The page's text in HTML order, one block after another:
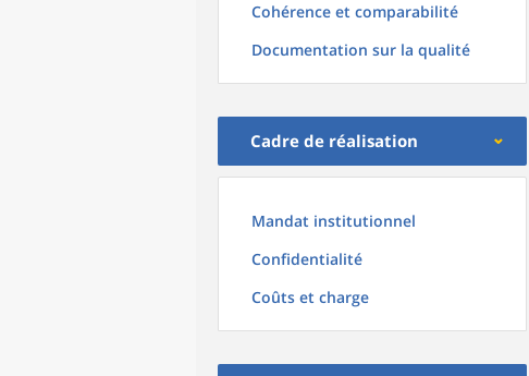
Cohérence et comparabilité
Documentation sur la qualité
Cadre de réalisation
Mandat institutionnel
Confidentialité
Coûts et charge